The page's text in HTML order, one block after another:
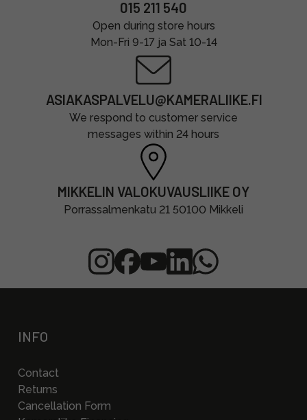
015 211 540
Open during store hours
Mon-Fri 9-17 ja Sat 10-14
ASIAKASPALVELU@KAMERALIIKE.FI
We respond to customer service
messages within 24 hours
MIKKELIN VALOKUVAUSLIIKE OY
Porrassalmenkatu 21 50100 Mikkeli
INFO
Contact
Returns
Cancellation Form